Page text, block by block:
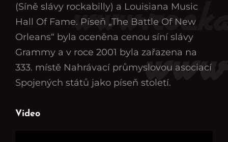
(Síně slávy rockabilly) a Louisiana Music
Hall Of Fame. Píseň „The Battle Of New
Orleans“ byla oceněna cenou síní slávy
Grammy a v roce 2001 byla zařazena na
333. místě Nahrávací průmyslovou asociací
Spojených států jako píseň století.
Video